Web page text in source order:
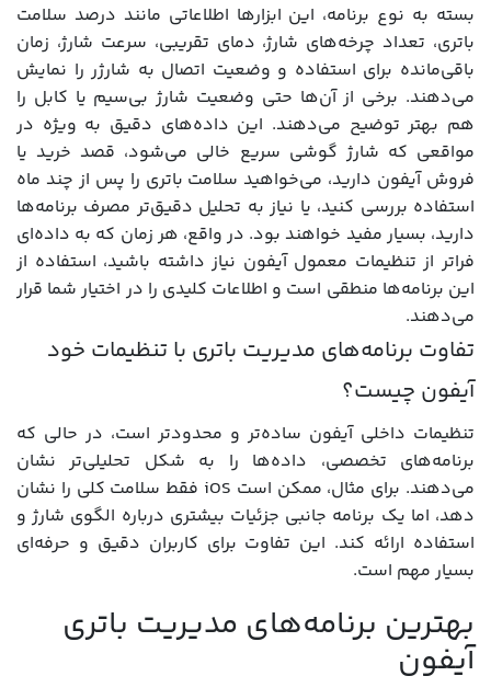
بسته به نوع برنامه، این ابزارها اطلاعاتی مانند درصد سلامت
باتری، تعداد چرخه‌های شارژ، دمای تقریبی، سرعت شارژ، زمان
باقی‌مانده برای استفاده و وضعیت اتصال به شارژر را نمایش
می‌دهند. برخی از آن‌ها حتی وضعیت شارژ بی‌سیم یا کابل را
هم بهتر توضیح می‌دهند. این داده‌های دقیق به ویژه در
مواقعی که شارژ گوشی سریع خالی می‌شود، قصد خرید یا
فروش آیفون دارید، می‌خواهید سلامت باتری را پس از چند ماه
استفاده بررسی کنید، یا نیاز به تحلیل دقیق‌تر مصرف برنامه‌ها
دارید، بسیار مفید خواهند بود. در واقع، هر زمان که به داده‌ای
فراتر از تنظیمات معمول آیفون نیاز داشته باشید، استفاده از
این برنامه‌ها منطقی است و اطلاعات کلیدی را در اختیار شما قرار
می‌دهند.
تفاوت برنامه‌های مدیریت باتری با تنظیمات خود
آیفون چیست؟
تنظیمات داخلی آیفون ساده‌تر و محدودتر است، در حالی که
برنامه‌های تخصصی، داده‌ها را به شکل تحلیلی‌تر نشان
می‌دهند. برای مثال، ممکن است iOS فقط سلامت کلی را نشان
دهد، اما یک برنامه جانبی جزئیات بیشتری درباره الگوی شارژ و
استفاده ارائه کند. این تفاوت برای کاربران دقیق و حرفه‌ای
بسیار مهم است.
بهترین برنامه‌های مدیریت باتری
آیفون